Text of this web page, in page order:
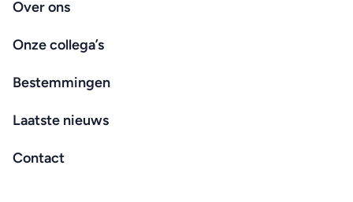
Over ons
Onze collega’s
Bestemmingen
Laatste nieuws
Contact